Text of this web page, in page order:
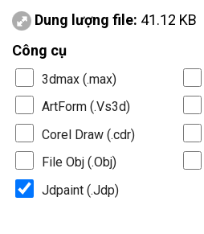
Dung lượng file: 41.12 KB
Công cụ
3dmax (.max)
ArtForm (.Vs3d)
Corel Draw (.cdr)
File Obj (.Obj)
Jdpaint (.Jdp)